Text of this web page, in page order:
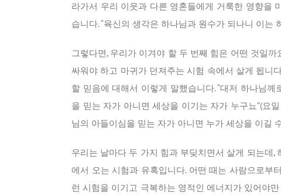
라가서 우리 이웃과 다른 영혼들에게 거룩한 영향을
습니다. “육신의 생각은 하나님과 원수가 되나니 이는
그렇다면, 우리가 이겨야 할 두 번째 힘은 어떤 것일
싸워야 하고 마귀가 던져주는 시험 속에서 살게 됩니
할 믿음에 대해서 이렇게 말했습니다. “대저 하나님
을 믿는 자가 아니면 세상을 이기는 자가 누구뇨”(요
님의 아들이심을 믿는 자가 아니면 누가 세상을 이길
우리는 날마다 두 가지 힘과 부딪치면서 살게 되는데
에서 오는 시험과 유혹입니다. 어떤 때는 사람으로부
런 시험을 이기고 극복하는 영적인 에너지가 있어야